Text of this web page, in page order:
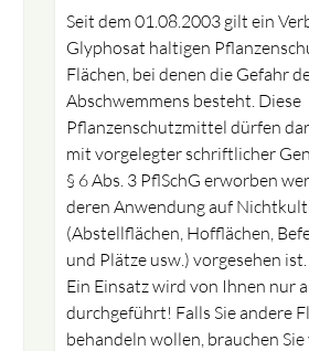
Seit dem 01.08.2003 gilt ein
Glyphosat haltigen
Flächen, bei denen die Gefahr
Abschwemmens besteht. Diese
Pflanzenschutzmittel dürfen
mit vorgelegter schriftlicher
§ 6 Abs. 3 PflSchG erworben
deren Anwendung auf
(Abstellflächen, Hofflächen,
und Plätze usw.) vorgesehen
Ein Einsatz wird von Ihnen nur
durchgeführt! Falls Sie andere
behandeln wollen, brauchen